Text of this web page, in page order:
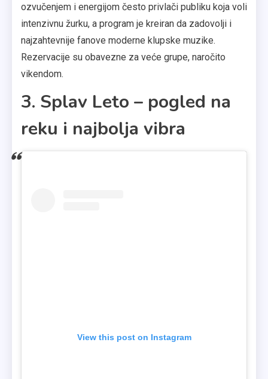
ozvučenjem i energijom često privlači publiku koja voli
intenzivnu žurku, a program je kreiran da zadovolji i
najzahtevnije fanove moderne klupske muzike.
Rezervacije su obavezne za veće grupe, naročito
vikendom.
3. Splav Leto – pogled na
reku i najbolja vibra
View this post on Instagram